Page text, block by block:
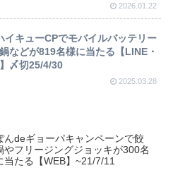
2026.01.22
イキューCPでモバイルバッテリー
などが819名様に当たる【LINE・
〆切25/4/30
2025.03.28
んdeギョーパキャンペーンで餃
やフリージングジョッキが300名
当たる【WEB】~21/7/11